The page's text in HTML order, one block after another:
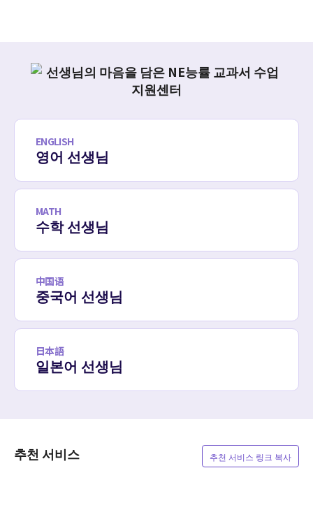
ENGLISH
영어 선생님
MATH
수학 선생님
中国语
중국어 선생님
日本語
일본어 선생님
추천 서비스 추천 서비스 링크 복사